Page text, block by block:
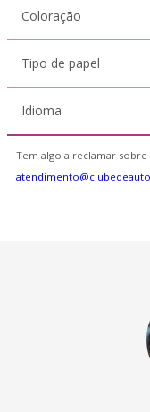
Coloração
Tipo de papel
Idioma
Tem algo a reclamar